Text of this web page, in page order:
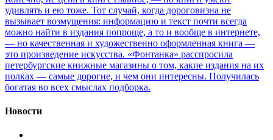
удивлять и ею тоже. Тот случай, когда дороговизна не
вызывает возмущения: информацию и текст почти всегда
можно найти в издания попроще, а то и вообще в интернете,
— но качественная и художественно оформленная книга —
это произведение искусства. «Фонтанка» расспросила
петербургские книжные магазины о том, какие издания на их
полках — самые дорогие, и чем они интересны. Получилась
богатая во всех смыслах подборка.
Новости